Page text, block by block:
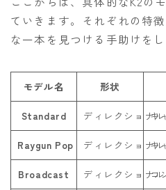
ていきます。それぞれの特
な一本を見つける手助けをし
モデル名 形状
Standard ディレクショナル
キ
Raygun Pop ディレクショナキ
Broadcast ディレクショナル
コ